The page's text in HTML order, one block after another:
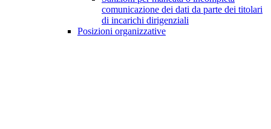
comunicazione dei dati da parte dei titolari
di incarichi dirigenziali
Posizioni organizzative